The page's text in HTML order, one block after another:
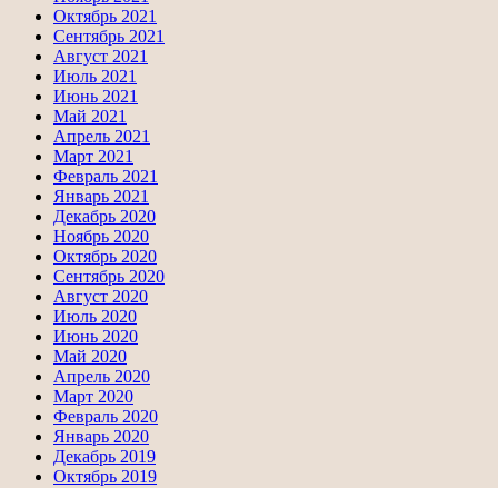
Октябрь 2021
Сентябрь 2021
Август 2021
Июль 2021
Июнь 2021
Май 2021
Апрель 2021
Март 2021
Февраль 2021
Январь 2021
Декабрь 2020
Ноябрь 2020
Октябрь 2020
Сентябрь 2020
Август 2020
Июль 2020
Июнь 2020
Май 2020
Апрель 2020
Март 2020
Февраль 2020
Январь 2020
Декабрь 2019
Октябрь 2019